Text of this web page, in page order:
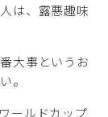
は、露悪趣味
大事というお
。
ールドカップ